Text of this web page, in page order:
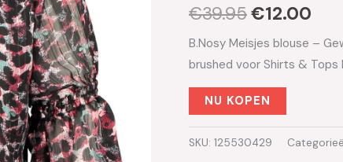
€39.95€12.00
B.Nosy Meisjes blouse –
brushed voor Shirts & Tops
NU KOPEN
SKU: 125530429